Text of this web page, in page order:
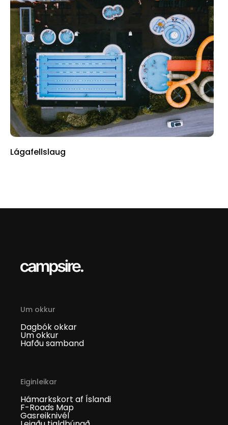
Lágafellslaug
Um okkur
Dagbók okkar
Um okkur
Hafðu samband
Eiginleikar
Hámarkskort af Íslandi
F-Roads Map
Gasreiknivél